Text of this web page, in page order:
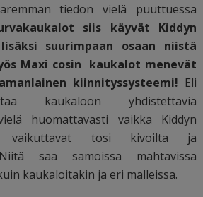
tiedon vielä puuttuessa
siis käyvät Kiddyn
suurimpaan osaan niistä
Maxi cosin kaukalot menevät
kiinnityssysteemi! Eli
kaukaloon yhdistettäviä
huomattavasti vaikka Kiddyn
vaikuttavat tosi kivoilta ja
saa samoissa mahtavissa
kaukaloitakin ja eri malleissa.